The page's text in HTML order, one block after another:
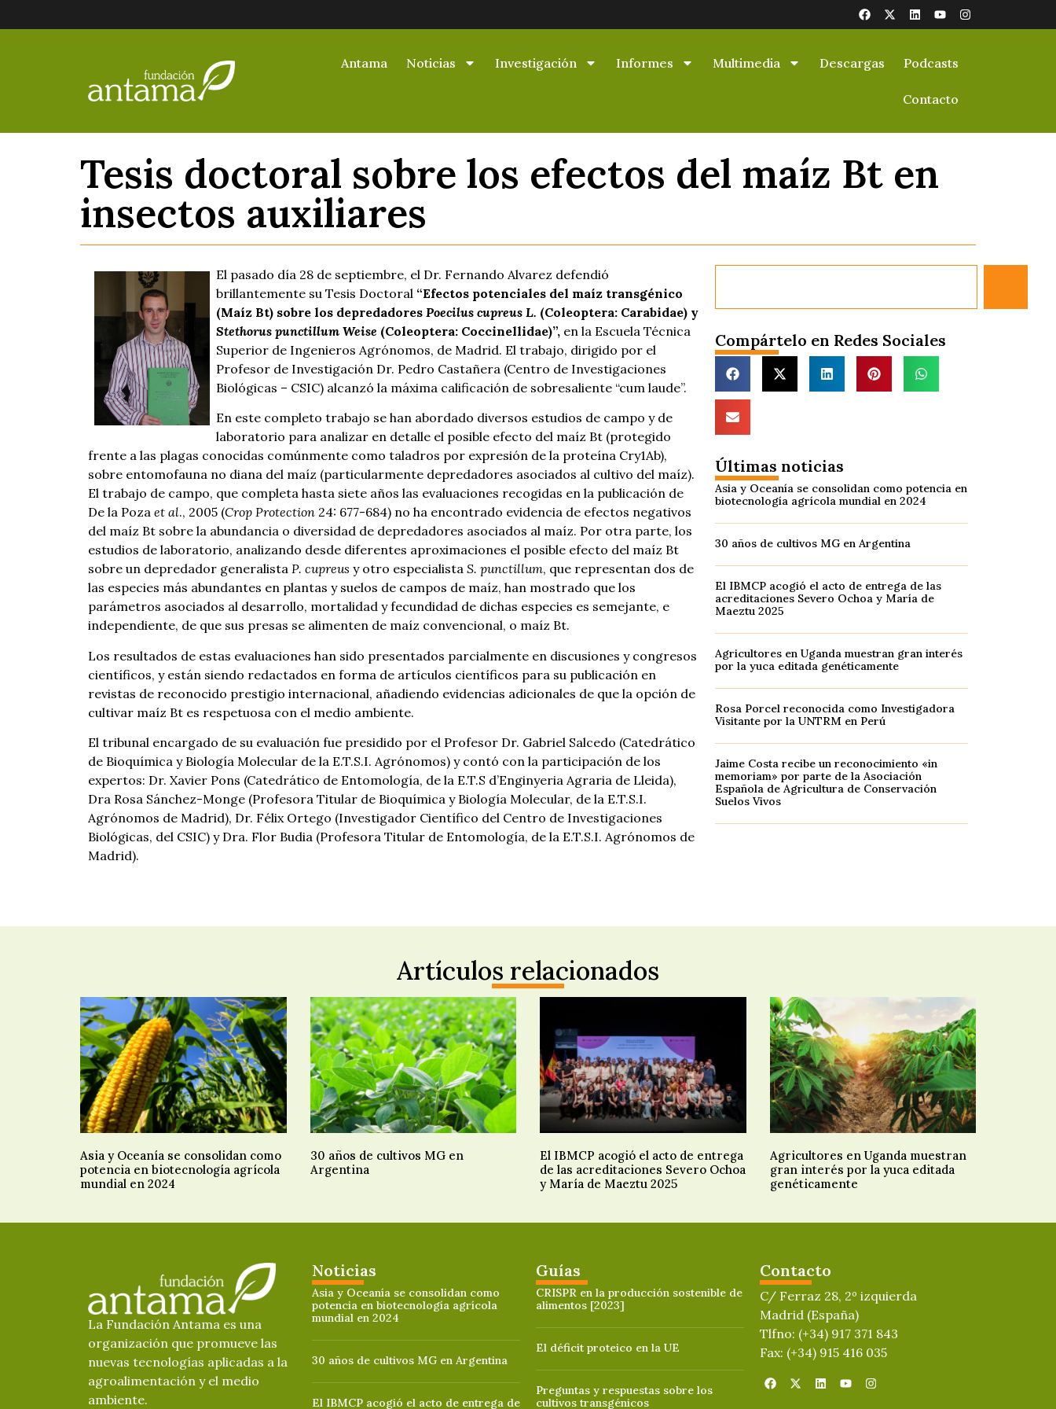
Antama Noticias Investigación Informes Multimedia Descargas Podcasts
Contacto
Tesis doctoral sobre los efectos del maíz Bt en
insectos auxiliares
El pasado día 28 de septiembre, el Dr. Fernando Alvarez defendió
brillantemente su Tesis Doctoral “Efectos potenciales del maíz transgénico
(Maíz Bt) sobre los depredadores Poecilus cupreus L. (Coleoptera: Carabidae) y
Stethorus punctillum Weise (Coleoptera: Coccinellidae)”, en la Escuela Técnica
Superior de Ingenieros Agrónomos, de Madrid. El trabajo, dirigido por el
Profesor de Investigación Dr. Pedro Castañera (Centro de Investigaciones
Biológicas – CSIC) alcanzó la máxima calificación de sobresaliente “cum laude”.
En este completo trabajo se han abordado diversos estudios de campo y de
laboratorio para analizar en detalle el posible efecto del maíz Bt (protegido
frente a las plagas conocidas comúnmente como taladros por expresión de la proteína Cry1Ab),
sobre entomofauna no diana del maíz (particularmente depredadores asociados al cultivo del maíz).
El trabajo de campo, que completa hasta siete años las evaluaciones recogidas en la publicación de
De la Poza et al., 2005 (Crop Protection 24: 677-684) no ha encontrado evidencia de efectos negativos
del maíz Bt sobre la abundancia o diversidad de depredadores asociados al maíz. Por otra parte, los
estudios de laboratorio, analizando desde diferentes aproximaciones el posible efecto del maíz Bt
sobre un depredador generalista P. cupreus y otro especialista S. punctillum, que representan dos de
las especies más abundantes en plantas y suelos de campos de maíz, han mostrado que los
parámetros asociados al desarrollo, mortalidad y fecundidad de dichas especies es semejante, e
independiente, de que sus presas se alimenten de maíz convencional, o maíz Bt.
Los resultados de estas evaluaciones han sido presentados parcialmente en discusiones y congresos
científicos, y están siendo redactados en forma de artículos científicos para su publicación en
revistas de reconocido prestigio internacional, añadiendo evidencias adicionales de que la opción de
cultivar maíz Bt es respetuosa con el medio ambiente.
El tribunal encargado de su evaluación fue presidido por el Profesor Dr. Gabriel Salcedo (Catedrático
de Bioquímica y Biología Molecular de la E.T.S.I. Agrónomos) y contó con la participación de los
expertos: Dr. Xavier Pons (Catedrático de Entomología, de la E.T.S d’Enginyeria Agraria de Lleida),
Dra Rosa Sánchez-Monge (Profesora Titular de Bioquímica y Biología Molecular, de la E.T.S.I.
Agrónomos de Madrid), Dr. Félix Ortego (Investigador Científico del Centro de Investigaciones
Biológicas, del CSIC) y Dra. Flor Budia (Profesora Titular de Entomología, de la E.T.S.I. Agrónomos de
Madrid).
Compártelo en Redes Sociales
Últimas noticias
Asia y Oceanía se consolidan como potencia en
biotecnología agrícola mundial en 2024
30 años de cultivos MG en Argentina
El IBMCP acogió el acto de entrega de las
acreditaciones Severo Ochoa y María de
Maeztu 2025
Agricultores en Uganda muestran gran interés
por la yuca editada genéticamente
Rosa Porcel reconocida como Investigadora
Visitante por la UNTRM en Perú
Jaime Costa recibe un reconocimiento «in
memoriam» por parte de la Asociación
Española de Agricultura de Conservación
Suelos Vivos
Artículos relacionados
Asia y Oceanía se consolidan como
potencia en biotecnología agrícola
mundial en 2024
30 años de cultivos MG en
Argentina
El IBMCP acogió el acto de entrega
de las acreditaciones Severo Ochoa
y María de Maeztu 2025
Agricultores en Uganda muestran
gran interés por la yuca editada
genéticamente
La Fundación Antama es una
organización que promueve las
nuevas tecnologías aplicadas a la
agroalimentación y el medio
ambiente.
Noticias
Asia y Oceanía se consolidan como
potencia en biotecnología agrícola
mundial en 2024
30 años de cultivos MG en Argentina
El IBMCP acogió el acto de entrega de
Guías
CRISPR en la producción sostenible de
alimentos [2023]
El déficit proteico en la UE
Preguntas y respuestas sobre los
cultivos transgénicos
Contacto
C/ Ferraz 28, 2º izquierda
Madrid (España)
Tlfno: (+34) 917 371 843
Fax: (+34) 915 416 035